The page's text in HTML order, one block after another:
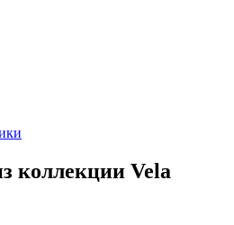
коллекции Vela